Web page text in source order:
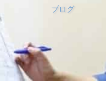
ブログ